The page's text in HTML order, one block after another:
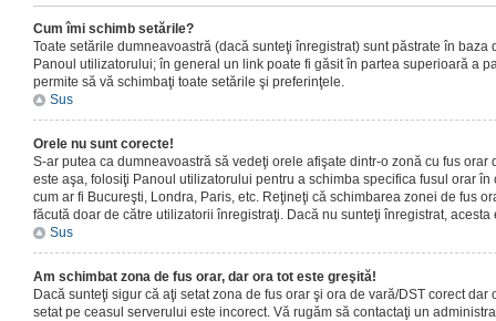
Cum îmi schimb setările?
Toate setările dumneavoastră (dacă sunteţi înregistrat) sunt păstrate în baza
Panoul utilizatorului; în general un link poate fi găsit în partea superioară a
permite să vă schimbaţi toate setările şi preferinţele.
Sus
Orele nu sunt corecte!
S-ar putea ca dumneavoastră să vedeţi orele afişate dintr-o zonă cu fus orar
este aşa, folosiţi Panoul utilizatorului pentru a schimba specifica fusul orar
cum ar fi Bucureşti, Londra, Paris, etc. Reţineţi că schimbarea zonei de fus
făcută doar de către utilizatorii înregistraţi. Dacă nu sunteţi înregistrat, acesta
Sus
Am schimbat zona de fus orar, dar ora tot este greşită!
Dacă sunteţi sigur că aţi setat zona de fus orar şi ora de vară/DST corect
setat pe ceasul serverului este incorect. Vă rugăm să contactaţi un